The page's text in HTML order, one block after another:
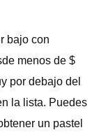
bajo con
menos de $
por debajo del
la lista. Puedes
un pastel